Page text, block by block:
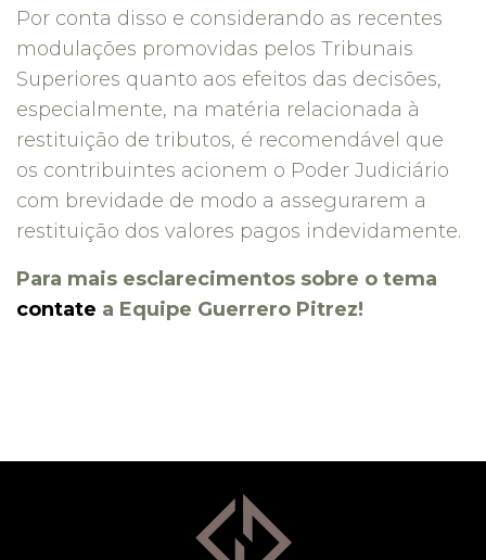
Por conta disso e considerando as recentes
modulações promovidas pelos Tribunais
Superiores quanto aos efeitos das decisões,
especialmente, na matéria relacionada à
restituição de tributos, é recomendável que
os contribuintes acionem o Poder Judiciário
com brevidade de modo a assegurarem a
restituição dos valores pagos indevidamente.
Para mais esclarecimentos sobre o tema
contate a Equipe Guerrero Pitrez!